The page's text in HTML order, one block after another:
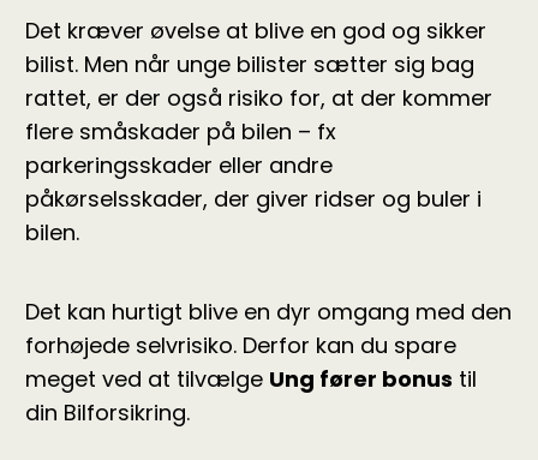
Det kræver øvelse at blive en god og sikker
bilist. Men når unge bilister sætter sig bag
rattet, er der også risiko for, at der kommer
flere småskader på bilen – fx
parkeringsskader eller andre
påkørselsskader, der giver ridser og buler i
bilen.
Det kan hurtigt blive en dyr omgang med den
forhøjede selvrisiko. Derfor kan du spare
meget ved at tilvælge Ung fører bonus til
din Bilforsikring.